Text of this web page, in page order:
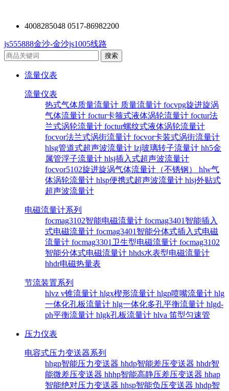
4008285048 0517-86982200
js555888金沙-金沙js1005线路
流量仪表
流量仪表
热式气体质量流量计 质量流量计 focvpg旋进旋涡
气体流量计 foctur卡箍式液体涡轮流量计 foctur法
兰式涡轮流量计 foctur螺纹式液体涡轮流量计
focvor法兰式涡街流量计 focvor卡装式涡街流量计
hlsg管道式超声波流量计 lzj玻璃转子流量计 hh5金
属管浮子流量计 hlsj插入式超声波流量计
focvor5102旋进旋涡气体流量计（不锈钢） hlw气
体涡轮流量计 hlsp便携式超声波流量计 hlsj外贴式
超声波流量计
电磁流量计系列
focmag3102智能电磁流量计 focmag3401智能插入
式电磁流量计 focmag3401智能分体式插入式电磁
流量计 focmag3301卫生型电磁流量计 focmag3102
智能分体式电磁流量计 hhds水表型电磁流量计
hhdr电磁热量表
节流装置系列
hlvz v锥流量计 hlgx楔形流量计 hlgp喷嘴流量计 hlg
一体化孔板流量计 hlg一体化多孔平衡流量计 hlgd-
ph平衡流量计 hlgk孔板流量计 hlva 笛型匀速管
压力仪表
电容式压力变送器系列
hhgp智能压力变送器 hhdp智能差压变送器 hhdr智
能微差压变送器 hhhp智能高静压差压变送器 hhap
智能绝对压力变送器 hhsp智能负压变送器 hhdp智